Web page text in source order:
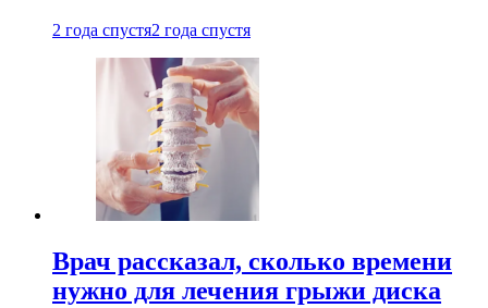
2 года спустя2 года спустя
Врач рассказал, сколько времени
нужно для лечения грыжи диска